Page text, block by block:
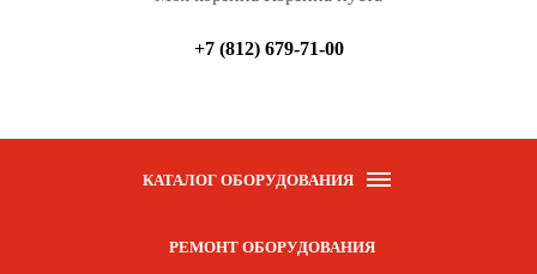
+7 (812) 679-71-00
КАТАЛОГ ОБОРУДОВАНИЯ
РЕМОНТ ОБОРУДОВАНИЯ